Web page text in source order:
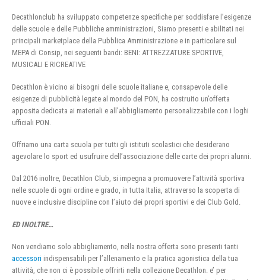
Decathlonclub ha sviluppato competenze specifiche per soddisfare l’esigenze
delle scuole e delle Pubbliche amministrazioni, Siamo presenti e abilitati nei
principali marketplace della Pubblica Amministrazione e in particolare sul
MEPA di Consip, nei seguenti bandi: BENI: ATTREZZATURE SPORTIVE,
MUSICALI E RICREATIVE
Decathlon è vicino ai bisogni delle scuole italiane e, consapevole delle
esigenze di pubblicità legate al mondo del PON, ha costruito un’offerta
apposita dedicata ai materiali e all’abbigliamento personalizzabile con i loghi
ufficiali PON.
Offriamo una carta scuola per tutti gli istituti scolastici che desiderano
agevolare lo sport ed usufruire dell’associazione delle carte dei propri alunni.
Dal 2016 inoltre, Decathlon Club, si impegna a promuovere l’attività sportiva
nelle scuole di ogni ordine e grado, in tutta Italia, attraverso la scoperta di
nuove e inclusive discipline con l’aiuto dei propri sportivi e dei Club Gold.
ED INOLTRE…
Non vendiamo solo abbigliamento, nella nostra offerta sono presenti tanti
accessori indispensabili per l’allenamento e la pratica agonistica della tua
attività, che non ci è possibile offrirti nella collezione Decathlon. e’ per